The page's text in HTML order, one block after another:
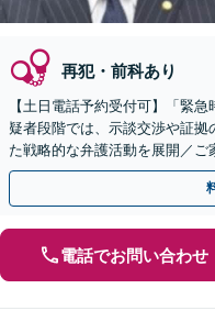
再犯・前科あり
【土日電話予約受付可】「緊
疑者段階では、示談交渉や証
た戦略的な弁護活動を展開／ご
【LINE24時間予約受付可】【
電話でお問い合わせ